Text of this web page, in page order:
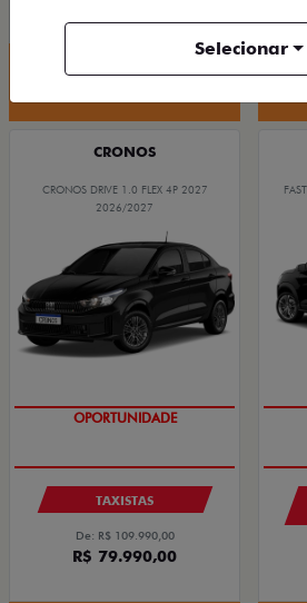
Quero agora!
CRONOS
CRONOS DRIVE 1.0 FLEX 4P 2027
2026/2027
OPORTUNIDADE
TAXISTAS
De: R$ 109.990,00
R$ 79.990,00
Selecionar